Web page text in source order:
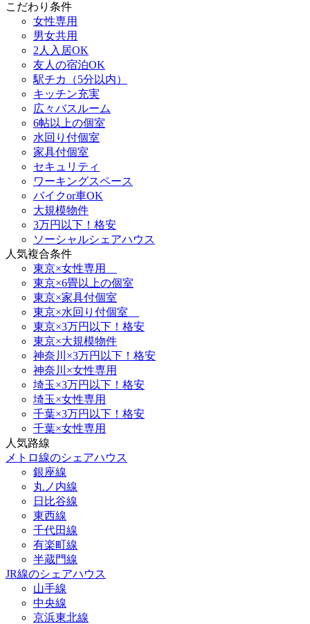
こだわり条件
女性専用
男女共用
2人入居OK
友人の宿泊OK
駅チカ（5分以内）
キッチン充実
広々バスルーム
6帖以上の個室
水回り付個室
家具付個室
セキュリティ
ワーキングスペース
バイクor車OK
大規模物件
3万円以下！格安
ソーシャルシェアハウス
人気複合条件
東京×女性専用
東京×6畳以上の個室
東京×家具付個室
東京×水回り付個室
東京×3万円以下！格安
東京×大規模物件
神奈川×3万円以下！格安
神奈川×女性専用
埼玉×3万円以下！格安
埼玉×女性専用
千葉×3万円以下！格安
千葉×女性専用
人気路線
メトロ線のシェアハウス
銀座線
丸ノ内線
日比谷線
東西線
千代田線
有楽町線
半蔵門線
JR線のシェアハウス
山手線
中央線
京浜東北線